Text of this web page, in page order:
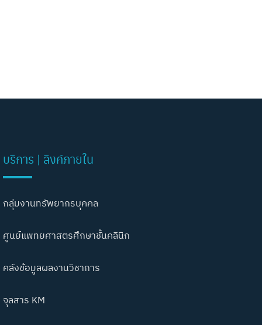
บริการ | ลิงค์ภายใน
กลุ่มงานทรัพยากรบุคคล
ศูนย์แพทยศาสตรศึกษาชั้นคลินิก
คลังข้อมูลผลงานวิชาการ
จุลสาร KM